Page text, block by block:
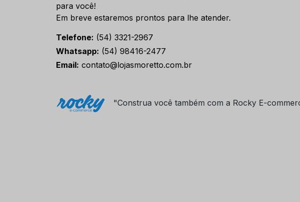
para você!
Em breve estaremos prontos para lhe atender.
Telefone: (54) 3321-2967
Whatsapp: (54) 98416-2477
Email: contato@lojasmoretto.com.br
"Construa você também com a Rocky E-